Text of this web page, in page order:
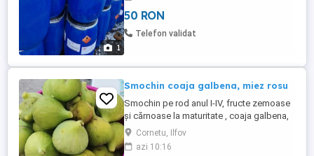
1
50 RON
Telefon validat
Smochin coaja galbena, miez rosu
Smochin pe rod anul I-IV, fructe zemoase
și cărnoase la maturitate , coaja galbena,
miezul rosu. Productiv începând cu luna
iunie și pana cade bruma. Puțin pretențios
fata de condițiile pedoclimatice. Costuri
Cornetu, Ilfov
azi 10:16